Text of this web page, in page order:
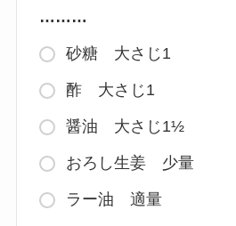
………
砂糖 大さじ1
酢 大さじ1
醤油 大さじ1½
おろし生姜 少量
ラー油 適量